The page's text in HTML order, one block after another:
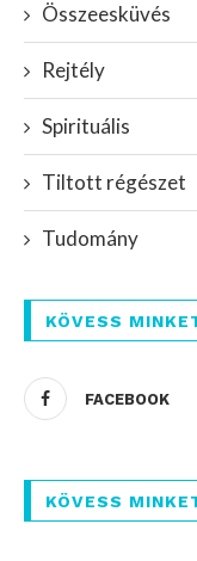
Összeesküvés
Rejtély
Spirituális
Tiltott régészet
Tudomány
KÖVESS
FACEBOOK
KÖVESS